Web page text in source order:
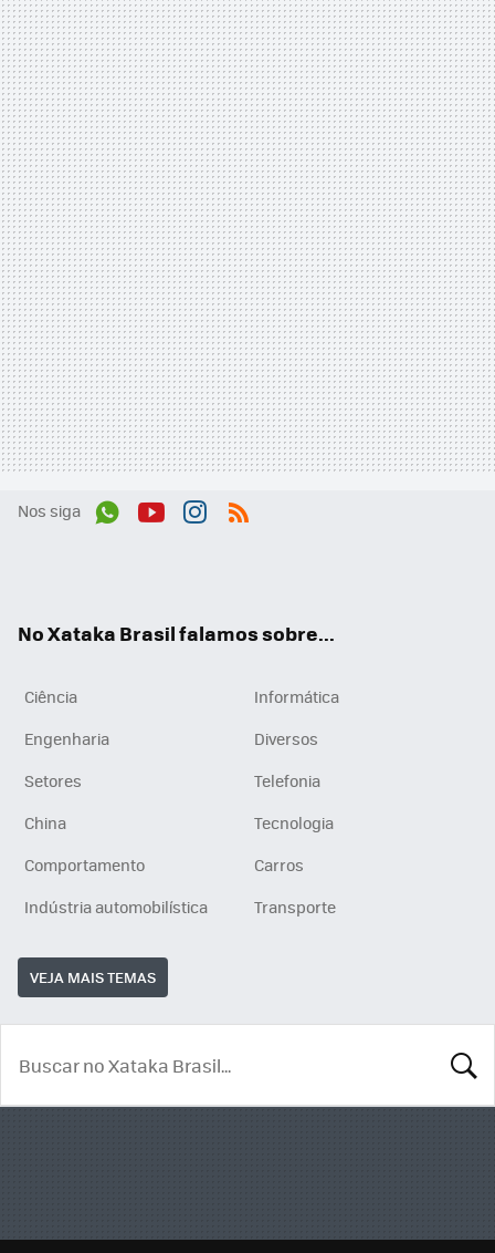
Nos siga
No Xataka Brasil falamos sobre...
Ciência
Informática
Engenharia
Diversos
Setores
Telefonia
China
Tecnologia
Comportamento
Carros
Indústria automobilística
Transporte
VEJA MAIS TEMAS